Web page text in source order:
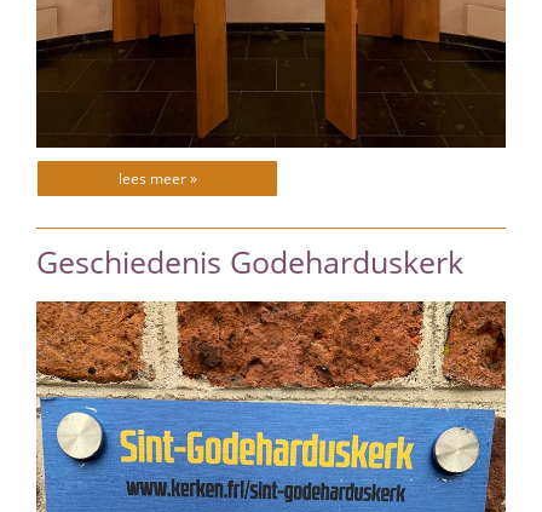
lees meer »
Geschiedenis Godeharduskerk